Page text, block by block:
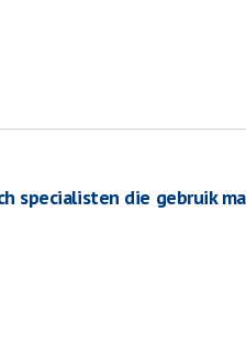
specialisten die gebruik